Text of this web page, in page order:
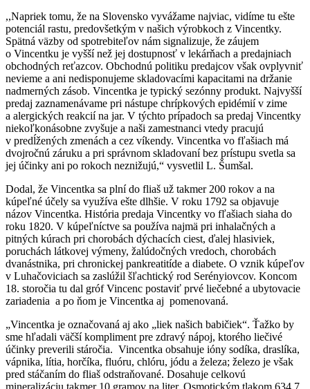
,,Napriek tomu, že na Slovensko vyvážame najviac, vidíme tu ešte
potenciál rastu, predovšetkým v našich výrobkoch z Vincentky.
Spätná väzby od spotrebiteľov nám signalizuje, že záujem
o Vincentku je vyšší než jej dostupnosť v lekárňach a predajniach
obchodných reťazcov. Obchodnú politiku predajcov však ovplyvniť
nevieme a ani nedisponujeme skladovacími kapacitami na držanie
nadmerných zásob. Vincentka je typický sezónny produkt. Najvyšší
predaj zaznamenávame pri nástupe chrípkových epidémií v zime
a alergických reakcií na jar. V týchto prípadoch sa predaj Vincentky
niekoľkonásobne zvyšuje a naši zamestnanci vtedy pracujú
v predĺžených zmenách a cez víkendy. Vincentka vo fľašiach má
dvojročnú záruku a pri správnom skladovaní bez prístupu svetla sa
jej účinky ani po rokoch neznižujú,“ vysvetlil L. Šumšal.
Dodal, že Vincentka sa plní do fliaš už takmer 200 rokov a na
kúpeľné účely sa využíva ešte dlhšie. V roku 1792 sa objavuje
názov Vincentka. História predaja Vincentky vo fľašiach siaha do
roku 1820. V kúpeľníctve sa používa najmä pri inhalačných a
pitných kúrach pri chorobách dýchacích ciest, ďalej hlasiviek,
poruchách látkovej výmeny, žalúdočných vredoch, chorobách
dvanástnika, pri chronickej pankreatitíde a diabete. O vznik kúpeľov
v Luhačoviciach sa zaslúžil šľachtický rod Serényiovcov. Koncom
18. storočia tu dal gróf Vincenc postaviť prvé liečebné a ubytovacie
zariadenia a po ňom je Vincentka aj pomenovaná.
„Vincentka je označovaná aj ako „liek našich babičiek“. Ťažko by
sme hľadali väčší kompliment pre zdravý nápoj, ktorého liečivé
účinky preverili stáročia. Vincentka obsahuje ióny sodíka, draslíka,
vápnika, lítia, horčíka, fluóru, chlóru, jódu a železa; železo je však
pred stáčaním do fliaš odstraňované. Dosahuje celkovú